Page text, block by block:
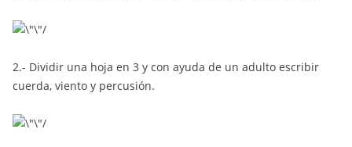
2.- Dividir una hoja en 3 y con ayuda de un adulto escribir
cuerda, viento y percusión.